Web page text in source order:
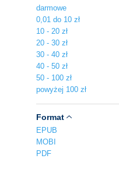
darmowe
0,01 do 10 zł
10 - 20 zł
20 - 30 zł
30 - 40 zł
40 - 50 zł
50 - 100 zł
powyżej 100 zł
Format
EPUB
MOBI
PDF